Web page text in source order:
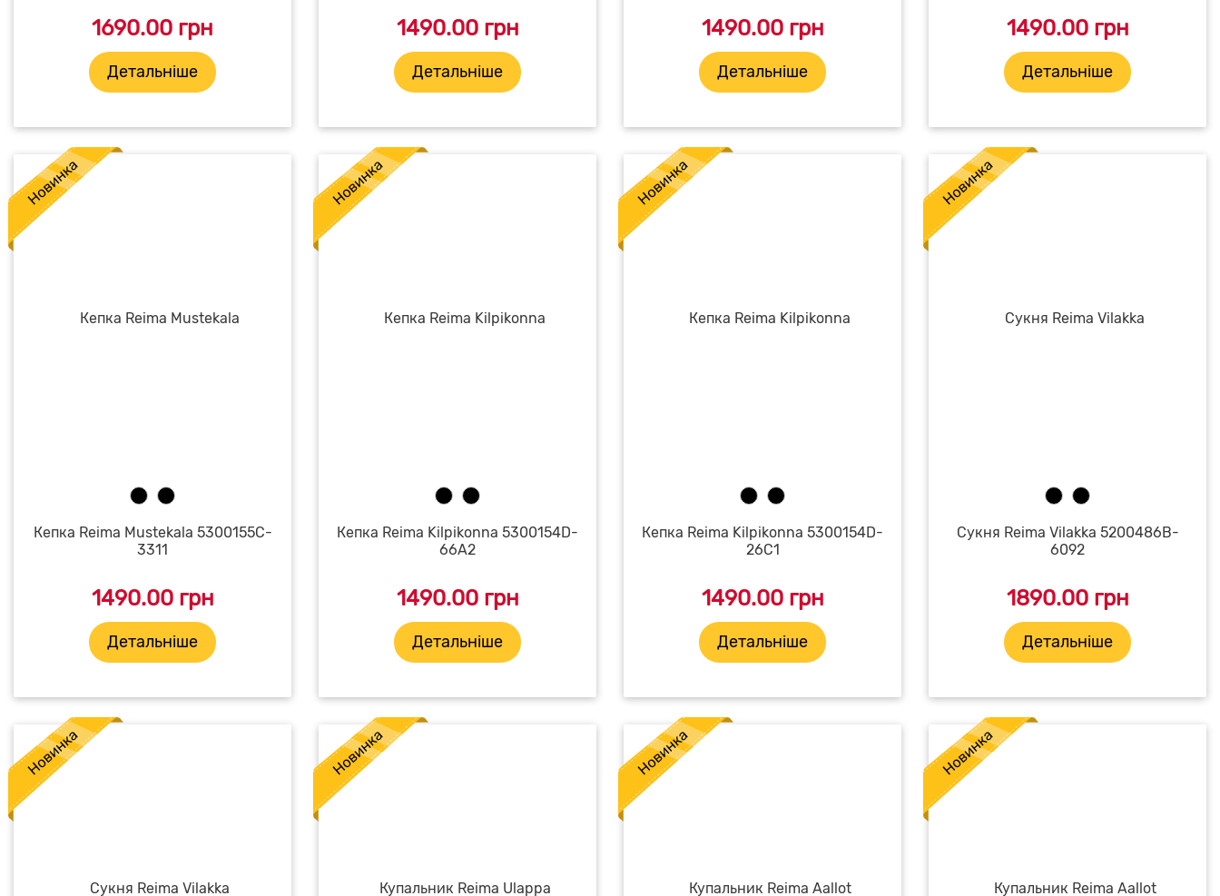
1690.00 грн
Детальніше
1490.00 грн
Детальніше
1490.00 грн
Детальніше
1490.00 грн
Детальніше
Кепка Reima Mustekala 5300155C-
3311
1490.00 грн
Детальніше
Кепка Reima Kilpikonna 5300154D-
66A2
1490.00 грн
Детальніше
Кепка Reima Kilpikonna 5300154D-
26C1
1490.00 грн
Детальніше
Сукня Reima Vilakka 5200486B-
6092
1890.00 грн
Детальніше